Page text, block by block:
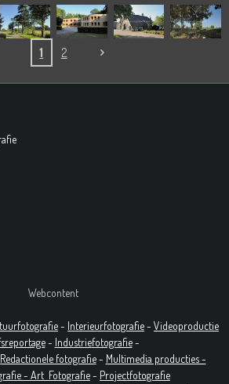
1 2
Webcontent
- Interieurfotografie- Videoproductie
- Industriefotografie-
Redactionele fotografie- Multimedia producties -
- Art Fotografie- Projectfotografie